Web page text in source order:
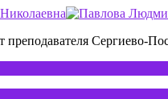
преподавателя Сергиево-